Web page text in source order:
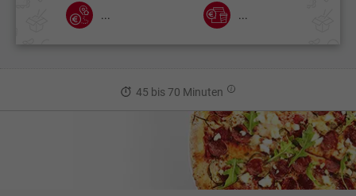
... ...
45 bis 70 Minuten